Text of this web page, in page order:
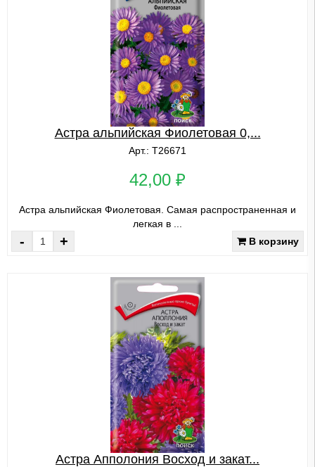
Астра альпийская Фиолетовая 0,...
Арт.: Т26671
42,00 ₽
Астра альпийская Фиолетовая. Самая распространенная и
легкая в ...
- + В корзину
Астра Апполония Восход и закат...